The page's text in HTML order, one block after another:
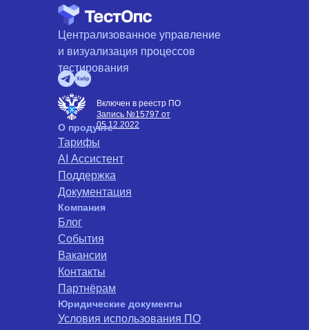
Централизованное управление
и визуализация процессов
тестирования
Включен в реестр ПО
Запись №15797 от
05.12.2022
О продукте
Тарифы
AI Ассистент
Поддержка
Документация
Компания
Блог
События
Вакансии
Контакты
Партнёрам
Юридические документы
Условия использования ПО